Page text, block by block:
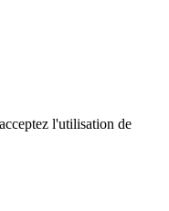
l'utilisation de